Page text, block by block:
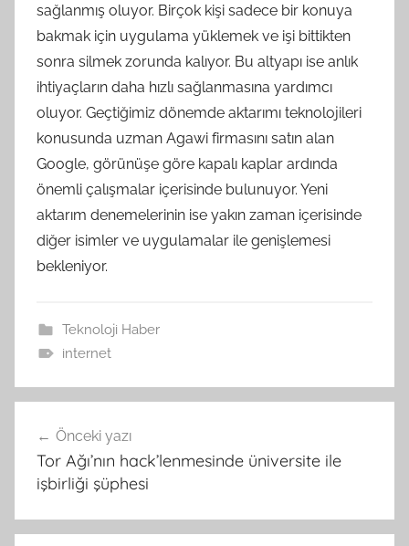
sağlanmış oluyor. Birçok kişi sadece bir konuya
bakmak için uygulama yüklemek ve işi bittikten
sonra silmek zorunda kalıyor. Bu altyapı ise anlık
ihtiyaçların daha hızlı sağlanmasına yardımcı
oluyor. Geçtiğimiz dönemde aktarımı teknolojileri
konusunda uzman Agawi firmasını satın alan
Google, görünüşe göre kapalı kaplar ardında
önemli çalışmalar içerisinde bulunuyor. Yeni
aktarım denemelerinin ise yakın zaman içerisinde
diğer isimler ve uygulamalar ile genişlemesi
bekleniyor.
Teknoloji Haber
internet
gezinmesi
Önceki yazı
Tor Ağı’nın hack’lenmesinde üniversite ile
işbirliği şüphesi